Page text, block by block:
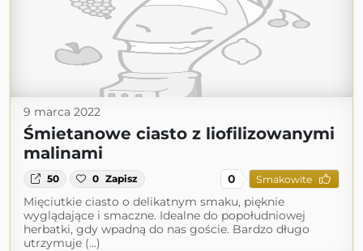
9 marca 2022
Śmietanowe ciasto z liofilizowanymi
malinami
50 0 Zapisz 0 Smakowite
Mięciutkie ciasto o delikatnym smaku, pięknie
wyglądające i smaczne. Idealne do popołudniowej
herbatki, gdy wpadną do nas goście. Bardzo długo
utrzymuje (...)